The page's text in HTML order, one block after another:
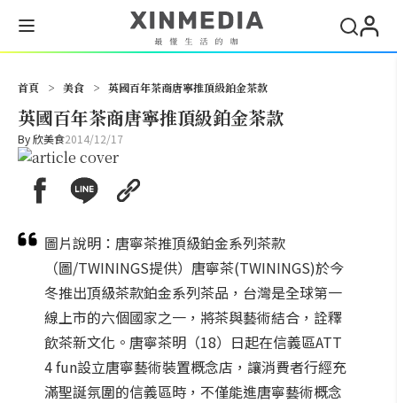
首頁 > 美食 > 英國百年茶商唐寧推頂級鉑金茶款
英國百年茶商唐寧推頂級鉑金茶款
By欣美食2014/12/17
圖片說明：唐寧茶推頂級鉑金系列茶款
（圖/TWININGS提供）唐寧茶(TWININGS)於今
冬推出頂級茶款鉑金系列茶品，台灣是全球第一
線上市的六個國家之一，將茶與藝術結合，詮釋
飲茶新文化。唐寧茶明（18）日起在信義區ATT
4 fun設立唐寧藝術裝置概念店，讓消費者行經充
滿聖誕氛圍的信義區時，不僅能進唐寧藝術概念